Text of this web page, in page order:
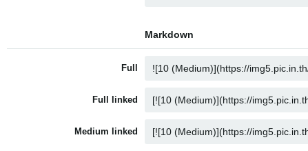
Markdown
Full
Full linked
Medium linked